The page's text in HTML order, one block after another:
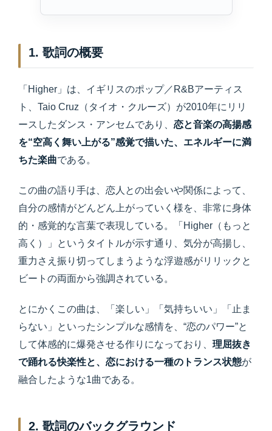
1. 歌詞の概要
「Higher」は、イギリスのポップ／R&Bアーティス
ト、Taio Cruz（タイオ・クルーズ）が2010年にリリ
ースしたダンス・アンセムであり、 恋と音楽の高揚感
を“空高く舞い上がる”感覚で描いた、エネルギーに満
ちた楽曲である。
この曲の語り手は、恋人との出会いや関係によって、
自分の感情がどんどん上がっていく様を、非常に身体
的・感覚的な言葉で表現している。「Higher（もっと
高く）」というタイトルが示す通り、気分が高揚し、
重力さえ振り切ってしまうような浮遊感がリリックと
ビートの両面から強調されている。
とにかくこの曲は、「楽しい」「気持ちいい」「止ま
らない」といったシンプルな感情を、“恋のパワー”と
して体感的に爆発させる作りになっており、 理屈抜き
で踊れる快楽性と、恋における一種のトランス状態が
融合したような1曲である。
2. 歌詞のバックグラウンド